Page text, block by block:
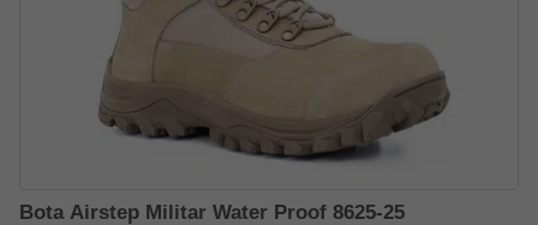
Bota Airstep Militar Water Proof 8625-25